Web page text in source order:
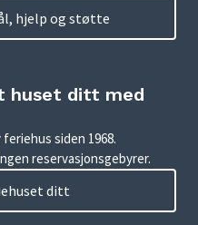
hjelp og støtte
huset ditt med
siden 1968.
reservasjonsgebyrer.
ditt